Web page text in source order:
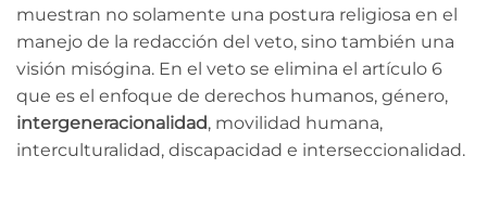
muestran no solamente una postura religiosa en el
manejo de la redacción del veto, sino también una
visión misógina. En el veto se elimina el artículo 6
que es el enfoque de derechos humanos, género,
intergeneracionalidad, movilidad humana,
interculturalidad, discapacidad e interseccionalidad.